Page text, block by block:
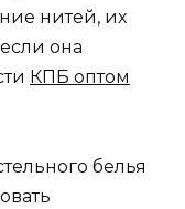
нитей, их
она
КПБ оптом
белья